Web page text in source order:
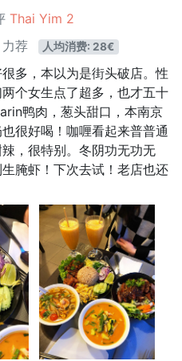
Thai Yim 2
力荐
人均消费: 28€
多，本以为是街头破店。性
个女生点了超多，也才五十
鸭肉，葱头甜口，本南京
很好喝！咖喱看起来普普通
，很特别。冬阴功无功无
腌虾！下次去试！老店也还